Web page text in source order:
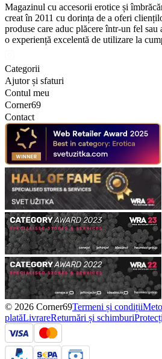
Magazinul cu accesorii erotice și
creat în 2011 cu dorința de a oferi
produse care aduc plăcere într-un fel
o experiență excelentă de utilizare la
Categorii
Ajutor și sfaturi
Contul meu
Corner69
Contact
© 2026 Corner69Termeni și condiții
platăLivrareReturnări și schimburi